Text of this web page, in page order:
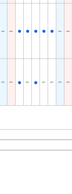
－ － ● ● ● ● ● － －
－ － ● － ● － － － －